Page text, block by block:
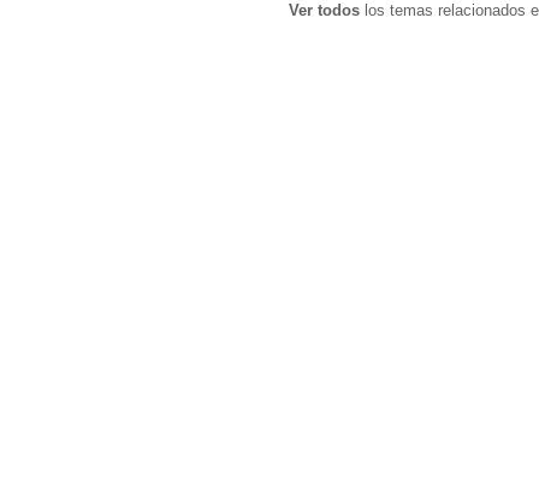
Ver todos los temas relacionados